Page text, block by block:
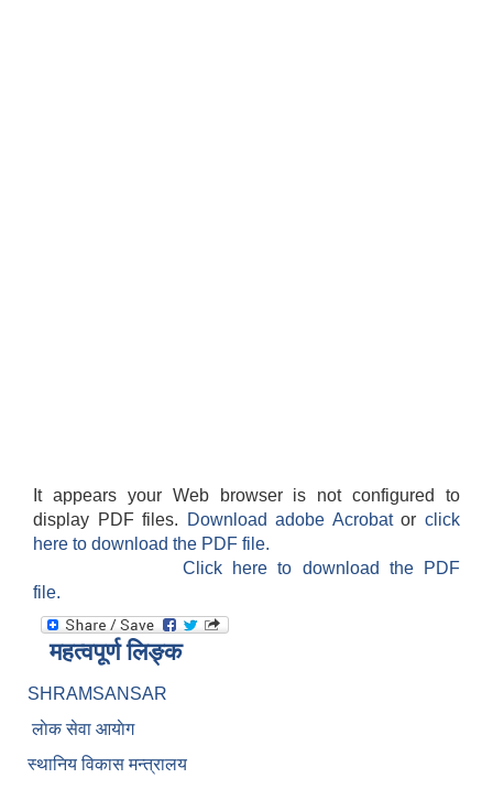
It appears your Web browser is not configured to
display PDF files.
Download adobe Acrobatorclick
here to download the PDF file.
Click here to download the PDF
file.
महत्वपूर्ण लिङ्क
SHRAMSANSAR
लाेक सेवा आयाेग
स्थानिय विकास मन्त्रालय